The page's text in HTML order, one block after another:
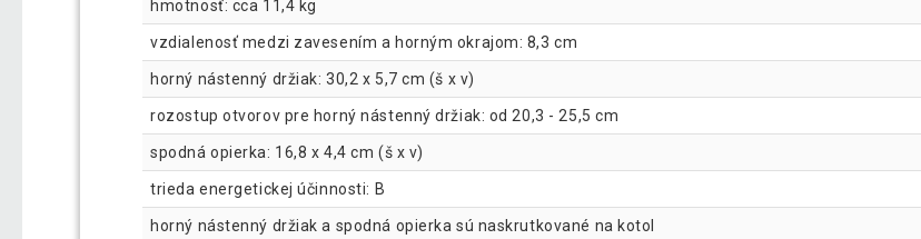
hmotnosť: cca 11,4 kg
vzdialenosť medzi zavesením a horným okrajom: 8,3 cm
horný nástenný držiak: 30,2 x 5,7 cm (š x v)
rozostup otvorov pre horný nástenný držiak: od 20,3 - 25,5 cm
spodná opierka: 16,8 x 4,4 cm (š x v)
trieda energetickej účinnosti: B
horný nástenný držiak a spodná opierka sú naskrutkované na kotol